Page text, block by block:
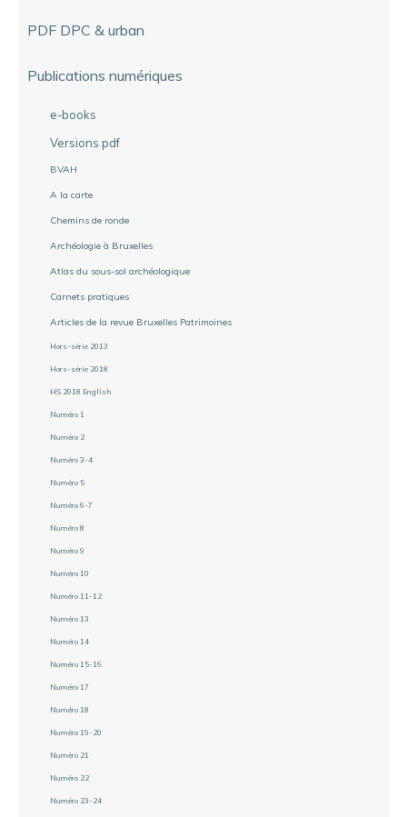
PDF DPC & urban
Publications numériques
e-books
Versions pdf
BVAH
A la carte
Chemins de ronde
Archéologie à Bruxelles
Atlas du sous-sol archéologique
Carnets pratiques
Articles de la revue Bruxelles Patrimoines
Hors-série 2013
Hors-série 2018
HS 2018 English
Numéro 1
Numéro 2
Numéro 3-4
Numéro 5
Numéro 6-7
Numéro 8
Numéro 9
Numéro 10
Numéro 11-12
Numéro 13
Numéro 14
Numéro 15-16
Numéro 17
Numéro 18
Numéro 19-20
Numéro 21
Numéro 22
Numéro 23-24